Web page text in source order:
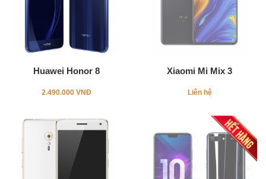
Huawei Honor 8
2.490.000 VNĐ
Xiaomi Mi Mix 3
Liên hệ